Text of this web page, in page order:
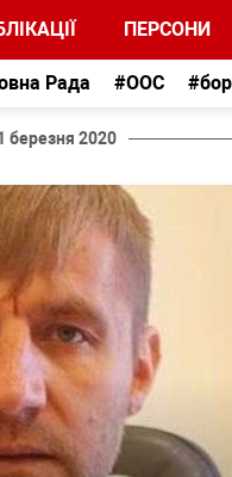
ПЕРСОНИ
Рада #ООС
березня 2020